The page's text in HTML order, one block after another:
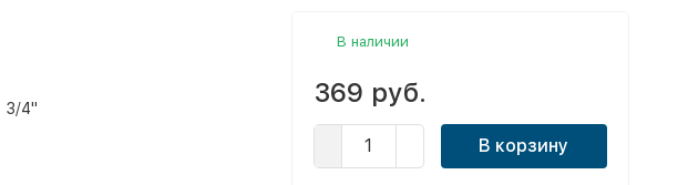
3/4"
В наличии
369 руб.
В корзину